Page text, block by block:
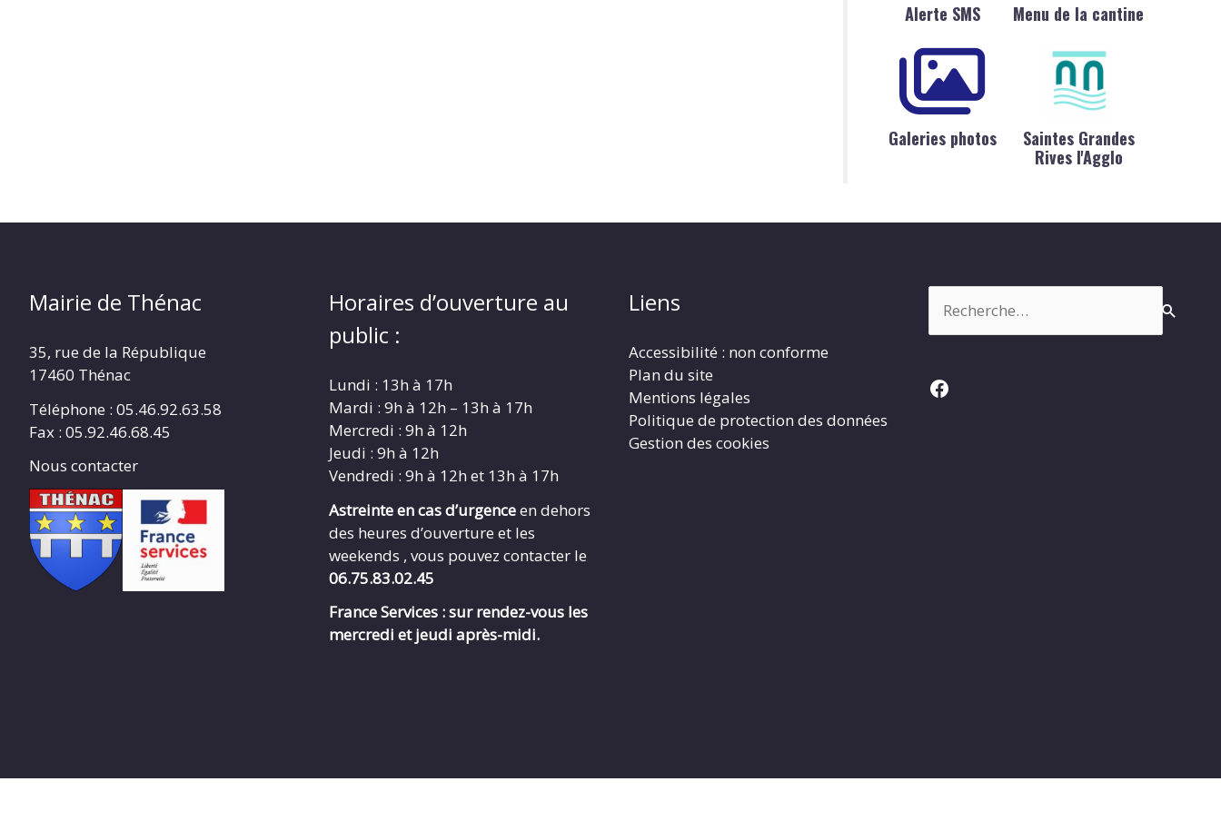
Alerte SMS Menu de la cantine
Galeries photos
Saintes Grandes
Rives l'Agglo
Mairie de Thénac
35, rue de la République
17460 Thénac
Téléphone : 05.46.92.63.58
Fax : 05.92.46.68.45
Nous contacter
Horaires d’ouverture au
public :
Lundi : 13h à 17h
Mardi : 9h à 12h – 13h à 17h
Mercredi : 9h à 12h
Jeudi : 9h à 12h
Vendredi : 9h à 12h et 13h à 17h
Astreinte en cas d’urgenceen dehors
des heures d’ouverture et les
weekends , vous pouvez contacter le
06.75.83.02.45
France Services : sur rendez-vous les
mercredi et jeudi après-midi.
Liens
Accessibilité : non conforme
Plan du site
Mentions légales
Politique de protection des données
Gestion des cookies
Facebook